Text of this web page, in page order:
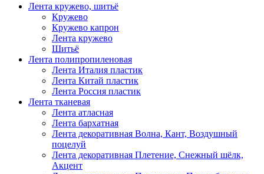
Лента кружево, шитьё
Кружево
Кружево капрон
Лента кружево
Шитьё
Лента полипропиленовая
Лента Италия пластик
Лента Китай пластик
Лента Россия пластик
Лента тканевая
Лента атласная
Лента бархатная
Лента декоративная Волна, Кант, Воздушный
поцелуй
Лента декоративная Плетение, Снежный шёлк,
Акцент